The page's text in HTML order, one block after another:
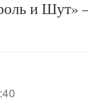
и Шут»